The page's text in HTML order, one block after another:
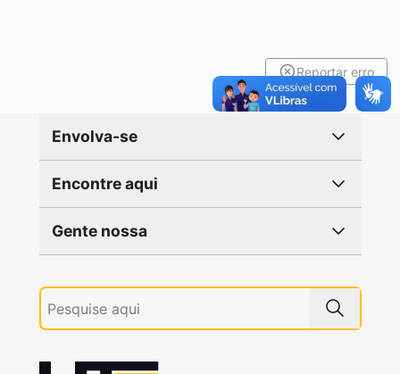
Reportar erro
Envolva-se
Encontre aqui
Gente nossa